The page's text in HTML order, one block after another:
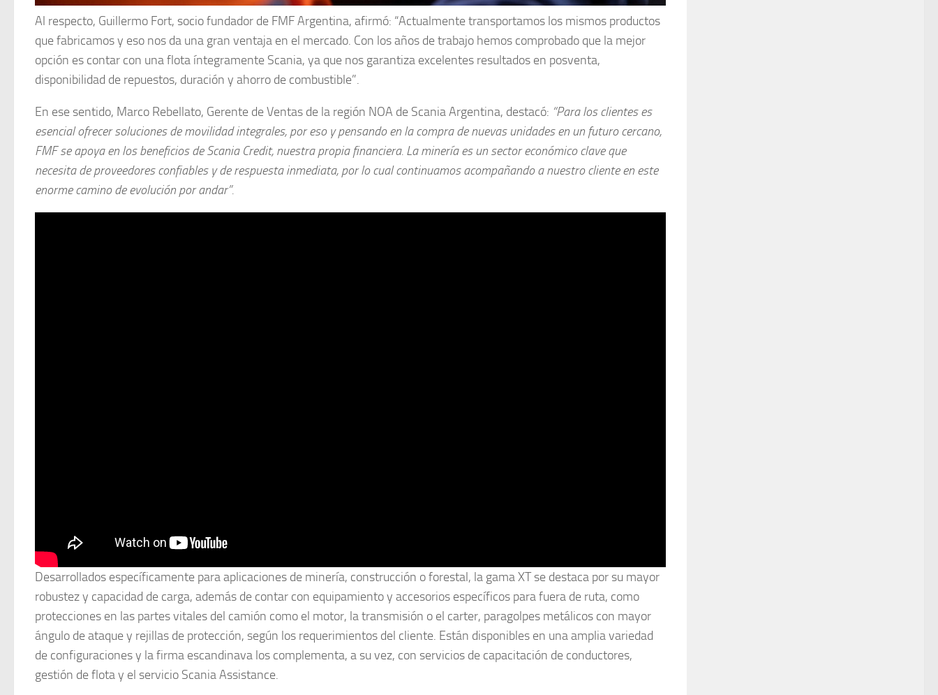
Al respecto, Guillermo Fort, socio fundador de FMF Argentina, afirmó: “Actualmente transportamos los mismos productos
que fabricamos y eso nos da una gran ventaja en el mercado. Con los años de trabajo hemos comprobado que la mejor
opción es contar con una flota íntegramente Scania, ya que nos garantiza excelentes resultados en posventa,
disponibilidad de repuestos, duración y ahorro de combustible”.
En ese sentido, Marco Rebellato, Gerente de Ventas de la región NOA de Scania Argentina, destacó: “Para los clientes es
esencial ofrecer soluciones de movilidad integrales, por eso y pensando en la compra de nuevas unidades en un futuro cercano,
FMF se apoya en los beneficios de Scania Credit, nuestra propia financiera. La minería es un sector económico clave que
necesita de proveedores confiables y de respuesta inmediata, por lo cual continuamos acompañando a nuestro cliente en este
enorme camino de evolución por andar”.
Desarrollados específicamente para aplicaciones de minería, construcción o forestal, la gama XT se destaca por su mayor
robustez y capacidad de carga, además de contar con equipamiento y accesorios específicos para fuera de ruta, como
protecciones en las partes vitales del camión como el motor, la transmisión o el carter, paragolpes metálicos con mayor
ángulo de ataque y rejillas de protección, según los requerimientos del cliente. Están disponibles en una amplia variedad
de configuraciones y la firma escandinava los complementa, a su vez, con servicios de capacitación de conductores,
gestión de flota y el servicio Scania Assistance.